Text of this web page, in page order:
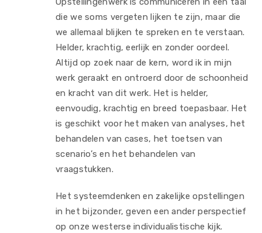
die we soms vergeten lijken te zijn, maar die
we allemaal blijken te spreken en te verstaan.
Helder, krachtig, eerlijk en zonder oordeel.
Altijd op zoek naar de kern, word ik in mijn
werk geraakt en ontroerd door de schoonheid
en kracht van dit werk. Het is helder,
eenvoudig, krachtig en breed toepasbaar. Het
is geschikt voor het maken van analyses, het
behandelen van cases, het toetsen van
scenario’s en het behandelen van
vraagstukken.
Het systeemdenken en zakelijke opstellingen
in het bijzonder, geven een ander perspectief
op onze westerse individualistische kijk.